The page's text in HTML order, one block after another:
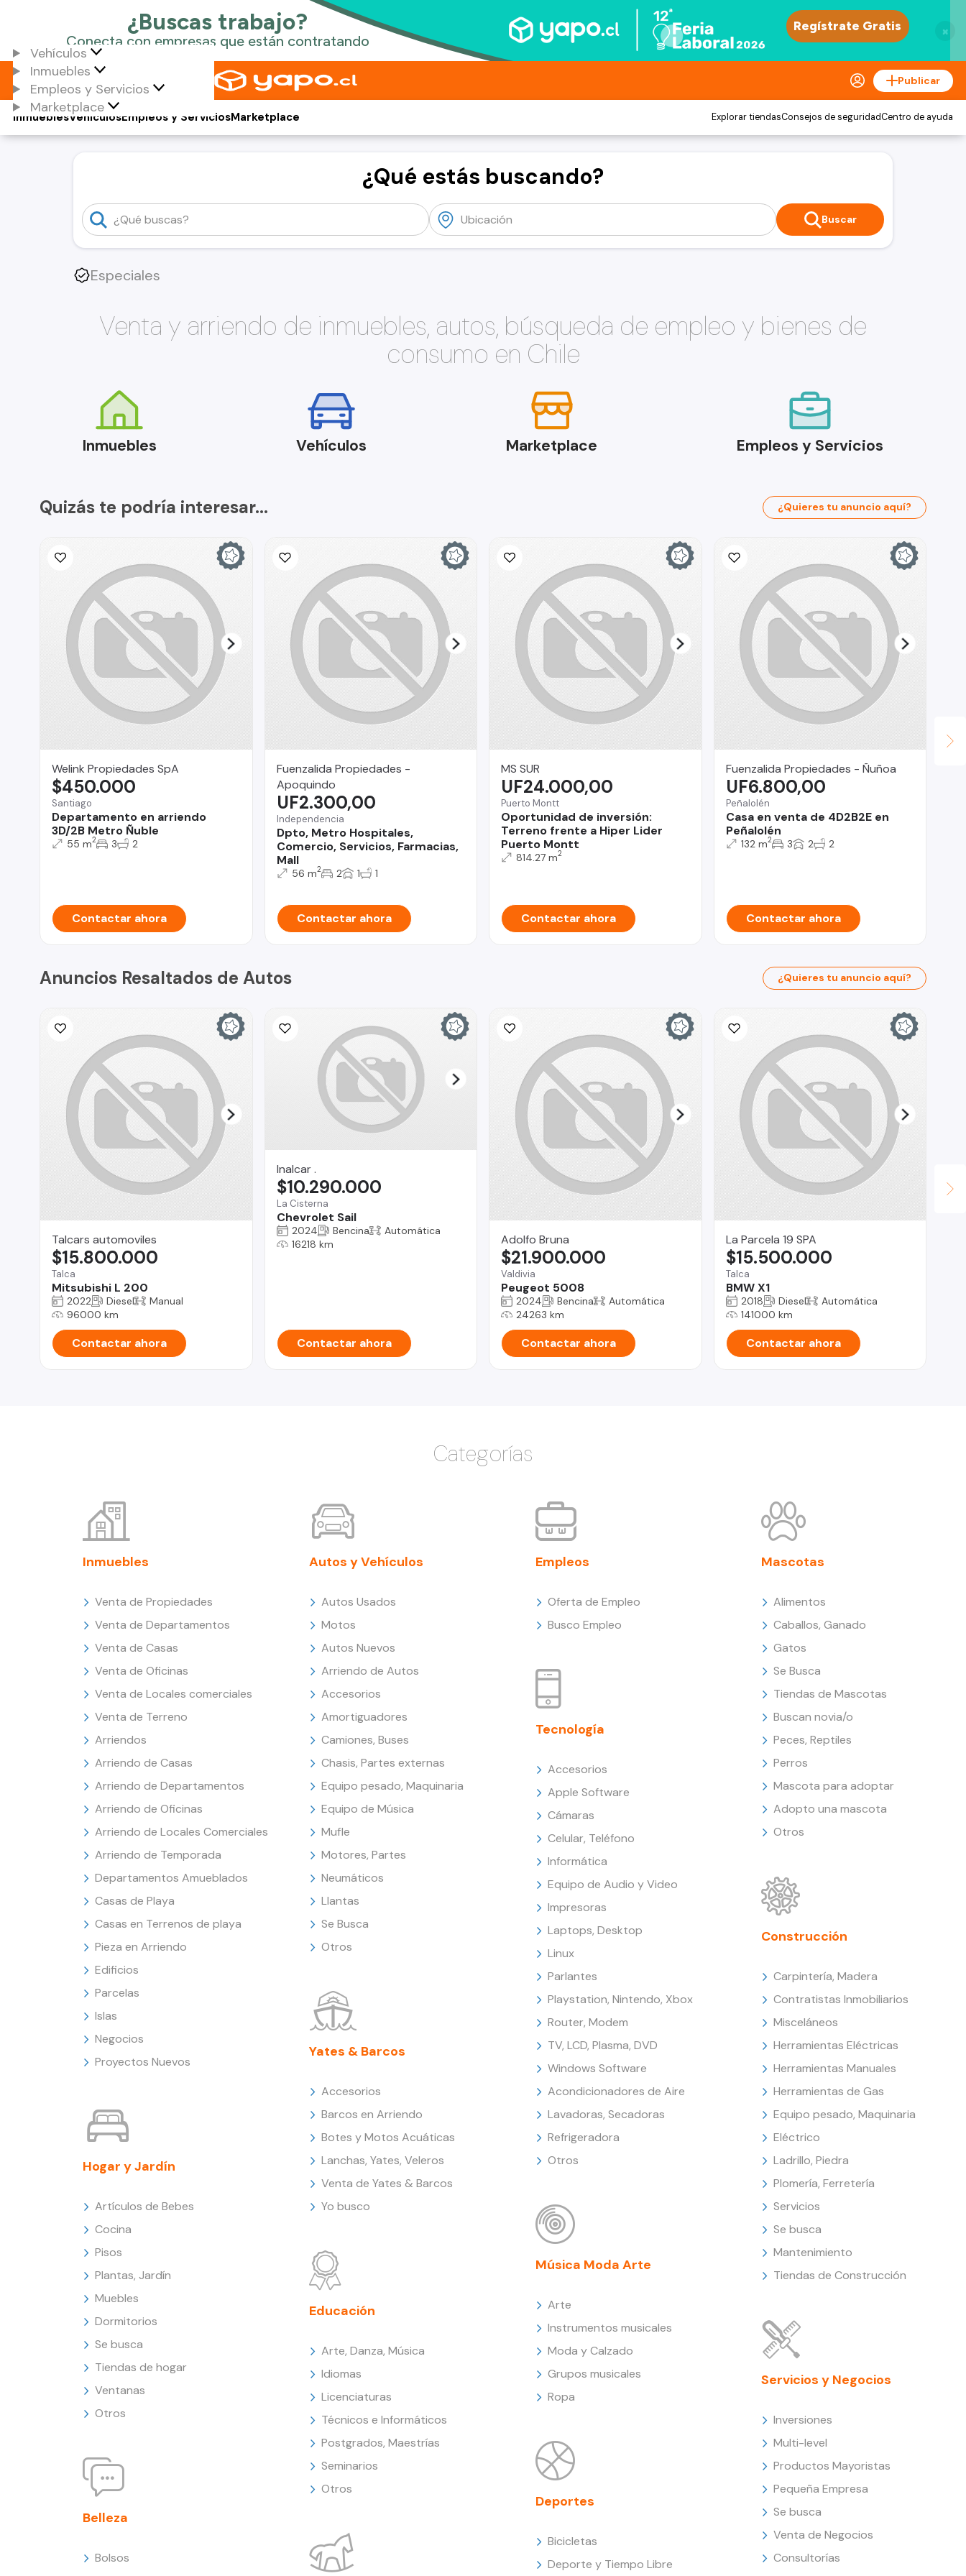
×
Vehículos
Inmuebles
Empleos y Servicios
Marketplace
Publicar
Vehículos
Inmuebles Empleos y ServiciosMarketplace Explorar tiendasConsejos de seguridadCentro de ayuda
¿Qué estás buscando?
Buscar
Especiales
Venta y arriendo de inmuebles, autos, búsqueda de empleo y bienes de
consumo en Chile
Inmuebles Vehículos Marketplace Empleos y Servicios
Quizás te podría interesar... ¿Quieres tu anuncio aquí?
Welink Propiedades SpA
Santiago
Departamento en arriendo
3D/2B Metro Ñuble
$450.000
55 m2 3 2
Contactar ahora
Fuenzalida Propiedades -
Apoquindo
Independencia
Dpto, Metro Hospitales,
Comercio, Servicios, Farmacias,
Mall
UF2.300,00
56 m2 2 1 1
Contactar ahora
MS SUR
Puerto Montt
Oportunidad de inversión:
Terreno frente a Hiper Lider
Puerto Montt
UF24.000,00
814.27 m2
Contactar ahora
Fuenzalida Propiedades - Ñuñoa
Peñalolén
Casa en venta de 4D2B2E en
Peñalolén
UF6.800,00
132 m2 3 2 2
Contactar ahora
Anuncios Resaltados de Autos ¿Quieres tu anuncio aquí?
Talcars automoviles
Talca
Mitsubishi L 200
$15.800.000
2022 Diesel
Manual
96000 km
Contactar ahora
Inalcar .
La Cisterna
Chevrolet Sail
$10.290.000
2024 Bencina
Automática
16218 km
Contactar ahora
Adolfo Bruna
Valdivia
Peugeot 5008
$21.900.000
2024 Bencina
Automática
24263 km
Contactar ahora
La Parcela 19 SPA
Talca
BMW X1
$15.500.000
2018 Diesel
Automática
141000 km
Contactar ahora
Categorías
Inmuebles
Venta de Propiedades
Venta de Departamentos
Venta de Casas
Venta de Oficinas
Venta de Locales comerciales
Venta de Terreno
Arriendos
Arriendo de Casas
Arriendo de Departamentos
Arriendo de Oficinas
Arriendo de Locales Comerciales
Arriendo de Temporada
Departamentos Amueblados
Casas de Playa
Casas en Terrenos de playa
Pieza en Arriendo
Edificios
Parcelas
Islas
Negocios
Proyectos Nuevos
Hogar y Jardín
Artículos de Bebes
Cocina
Pisos
Plantas, Jardín
Muebles
Dormitorios
Se busca
Tiendas de hogar
Ventanas
Otros
Belleza
Bolsos
Autos y Vehículos
Autos Usados
Motos
Autos Nuevos
Arriendo de Autos
Accesorios
Amortiguadores
Camiones, Buses
Chasis, Partes externas
Equipo pesado, Maquinaria
Equipo de Música
Mufle
Motores, Partes
Neumáticos
Llantas
Se Busca
Otros
Yates & Barcos
Accesorios
Barcos en Arriendo
Botes y Motos Acuáticas
Lanchas, Yates, Veleros
Venta de Yates & Barcos
Yo busco
Educación
Arte, Danza, Música
Idiomas
Licenciaturas
Técnicos e Informáticos
Postgrados, Maestrías
Seminarios
Otros
Empleos
Oferta de Empleo
Busco Empleo
Tecnología
Accesorios
Apple Software
Cámaras
Celular, Teléfono
Informática
Equipo de Audio y Video
Impresoras
Laptops, Desktop
Linux
Parlantes
Playstation, Nintendo, Xbox
Router, Modem
TV, LCD, Plasma, DVD
Windows Software
Acondicionadores de Aire
Lavadoras, Secadoras
Refrigeradora
Otros
Música Moda Arte
Arte
Instrumentos musicales
Moda y Calzado
Grupos musicales
Ropa
Deportes
Bicicletas
Deporte y Tiempo Libre
Mascotas
Alimentos
Caballos, Ganado
Gatos
Se Busca
Tiendas de Mascotas
Buscan novia/o
Peces, Reptiles
Perros
Mascota para adoptar
Adopto una mascota
Otros
Construcción
Carpintería, Madera
Contratistas Inmobiliarios
Misceláneos
Herramientas Eléctricas
Herramientas Manuales
Herramientas de Gas
Equipo pesado, Maquinaria
Eléctrico
Ladrillo, Piedra
Plomería, Ferretería
Servicios
Se busca
Mantenimiento
Tiendas de Construcción
Servicios y Negocios
Inversiones
Multi-level
Productos Mayoristas
Pequeña Empresa
Se busca
Venta de Negocios
Consultorías